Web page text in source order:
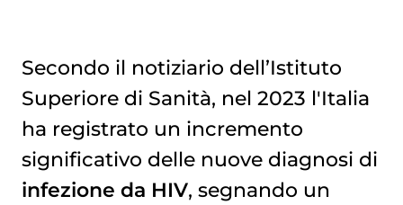
Secondo il notiziario dell’Istituto
Superiore di Sanità, nel 2023 l'Italia
ha registrato un incremento
significativo delle nuove diagnosi di
infezione da HIV, segnando un